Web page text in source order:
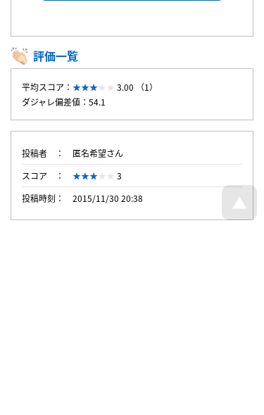
評価一覧
平均スコア：
3.00 （1）
ダジャレ偏差値：54.1
投稿者
匿名希望さん
スコア
3
投稿時刻
2015/11/30 20:38